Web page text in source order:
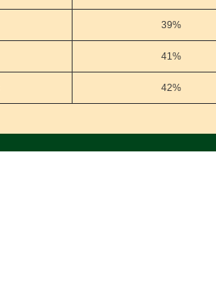
39%
41%
42%